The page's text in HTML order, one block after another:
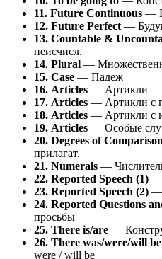
11. Future Continuous —
12. Future Perfect—
13. Countable &
неисчисл.
14. Plural —
15. Case — Падеж
16. Articles — Артикли
17. Articles — Артикли с
18. Articles — Артикли с
19. Articles — Особые
20. Degrees of
прилагат.
21. Numerals —
22. Reported Speech (1) —
23. Reported Speech (2) —
24. Reported Questions
просьбы
25. There is/are —
26. There was/were/will be
were / will be